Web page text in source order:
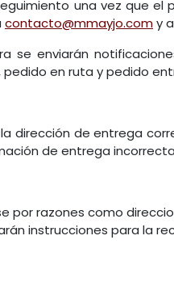
una vez que
contacto@mmayjo.comy
se enviarán
en ruta y pedido
dirección de entrega
de entrega
por razones como
instrucciones para la